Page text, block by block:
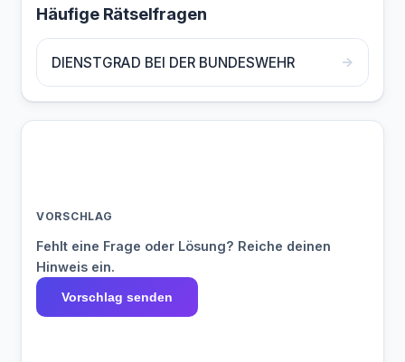
Häufige Rätselfragen
DIENSTGRAD BEI DER BUNDESWEHR →
VORSCHLAG
Fehlt eine Frage oder Lösung? Reiche deinen
Hinweis ein.
Vorschlag senden